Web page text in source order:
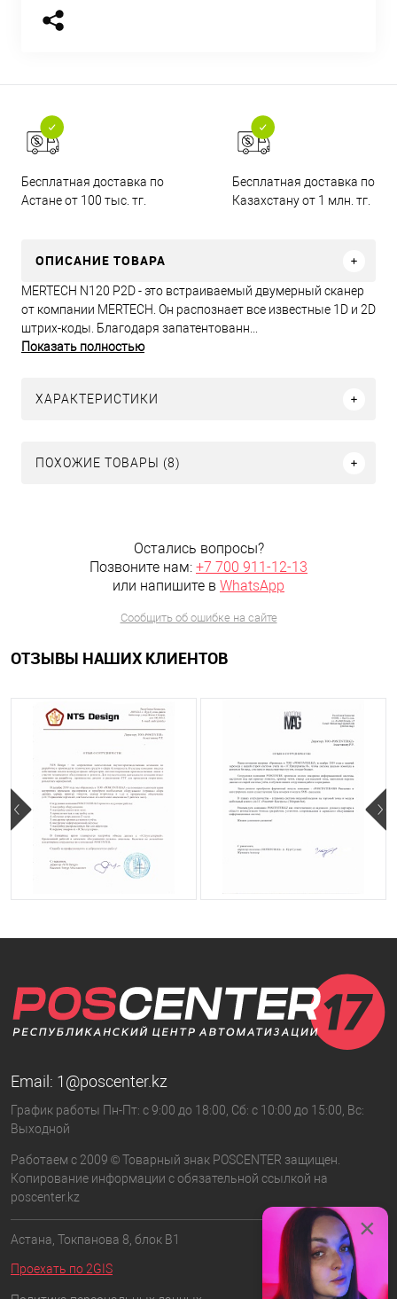
Бесплатная доставка по
Астане от 100 тыс. тг.
Бесплатная доставка по
Казахстану от 1 млн. тг.
ОПИСАНИЕ ТОВАРА
MERTECH N120 P2D - это встраиваемый двумерный сканер
от компании MERTECH. Он распознает все известные 1D и 2D
штрих-коды. Благодаря запатентованн...
Показать полностью
ХАРАКТЕРИСТИКИ
ПОХОЖИЕ ТОВАРЫ (8)
Остались вопросы?
Позвоните нам: +7 700 911-12-13
или напишите в WhatsApp
Сообщить об ошибке на сайте
ОТЗЫВЫ НАШИХ КЛИЕНТОВ
Email: 1@poscenter.kz
График работы Пн-Пт: с 9:00 до 18:00, Сб: с 10:00 до 15:00, Вс:
Выходной
Работаем с 2009 © Товарный знак POSCENTER защищен.
Копирование информации с обязательной ссылкой на
poscenter.kz
Астана, Токпанова 8, блок B1
Проехать по 2GIS
×